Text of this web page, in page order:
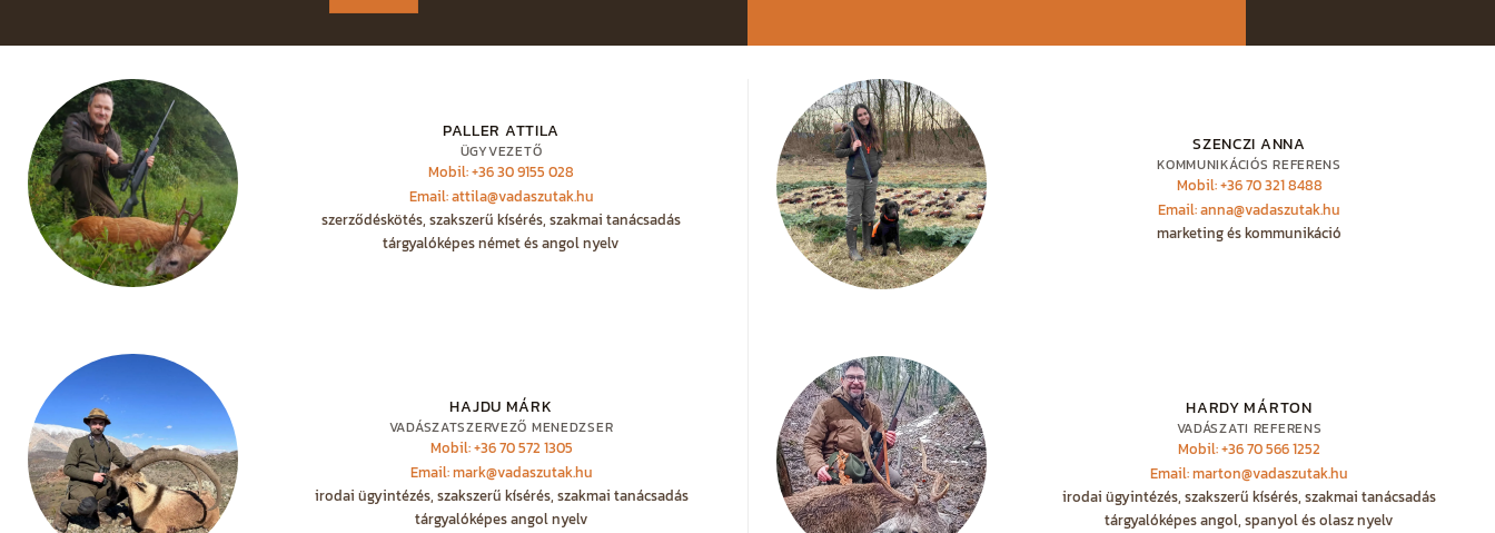
PALLER ATTILA
ÜGYVEZETŐ
Mobil: +36 30 9155 028
Email: attila@vadaszutak.hu
szerződéskötés, szakszerű kísérés, szakmai tanácsadás
tárgyalóképes német és angol nyelv
HAJDU MÁRK
VADÁSZATSZERVEZŐ MENEDZSER
Mobil: +36 70 572 1305
Email: mark@vadaszutak.hu
irodai ügyintézés, szakszerű kísérés, szakmai tanácsadás
tárgyalóképes angol nyelv
SZENCZI ANNA
KOMMUNIKÁCIÓS REFERENS
Mobil: +36 70 321 8488
Email: anna@vadaszutak.hu
marketing és kommunikáció
HARDY MÁRTON
VADÁSZATI REFERENS
Mobil: +36 70 566 1252
Email: marton@vadaszutak.hu
irodai ügyintézés, szakszerű kísérés, szakmai tanácsadás
tárgyalóképes angol, spanyol és olasz nyelv